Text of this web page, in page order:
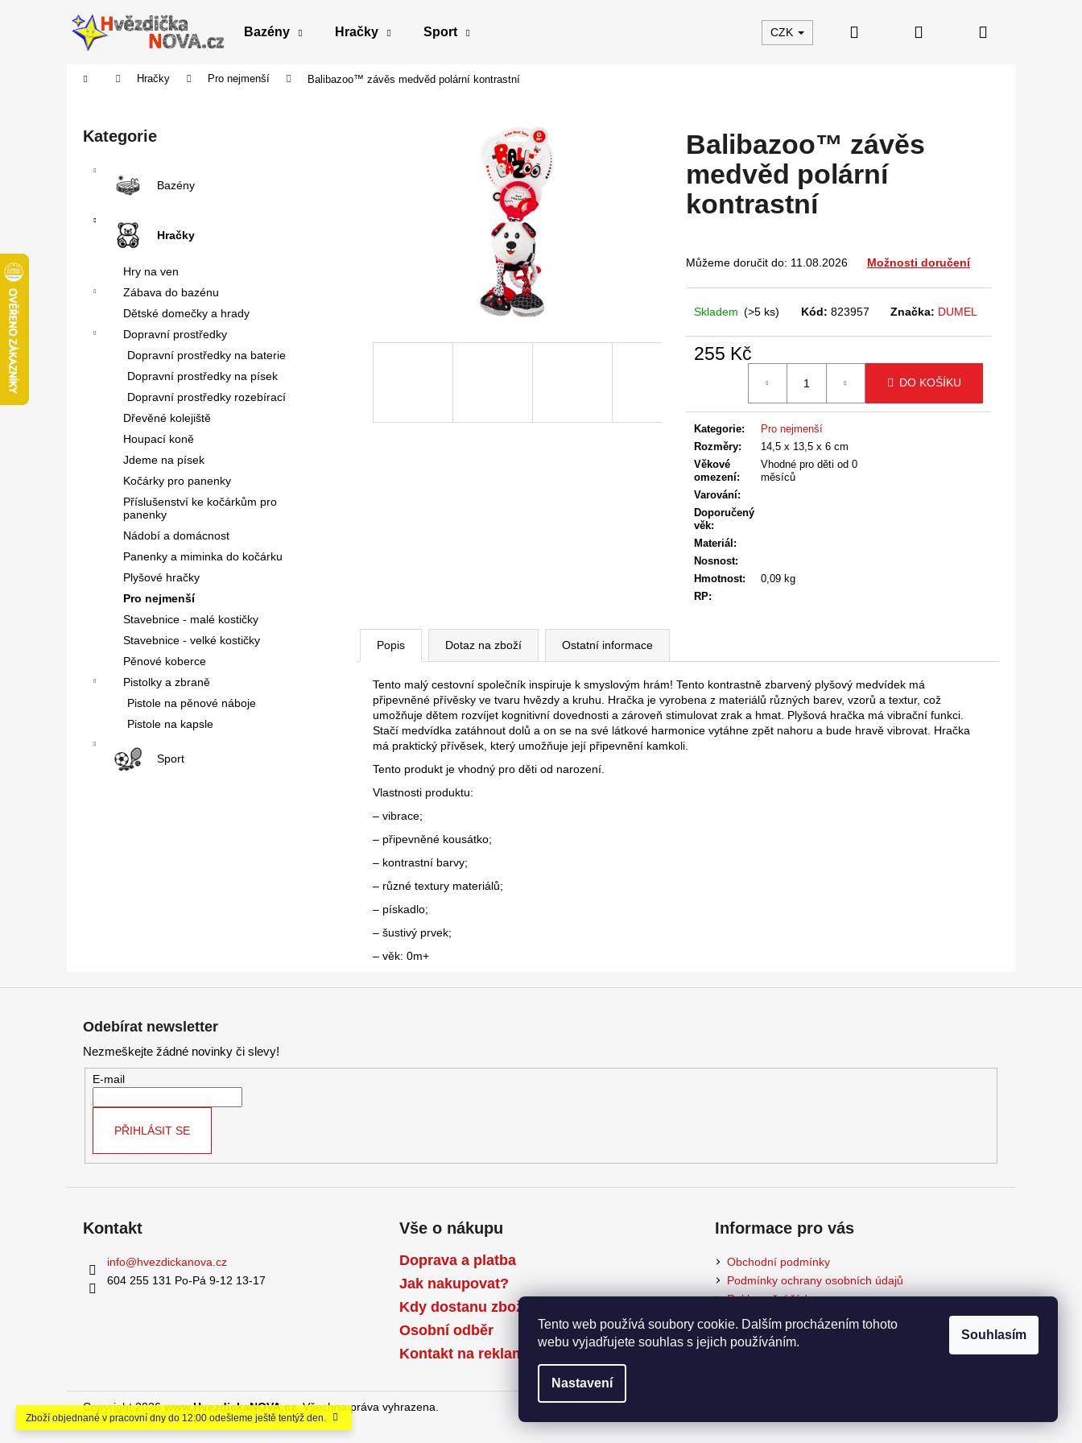
Tento web používá soubory cookie. Dalším procházením tohoto
webu vyjadřujete souhlas s jejich používáním.
Nastavení
Souhlasím
Zboží objednané v pracovní dny do 12:00 odešleme ještě tentýž den.
Bazény Hračky Sport CZK Hledat PřihlášeníNákupní
Domů Hračky Pro nejmenší Balibazoo™ závěs medvěd polární kontrastní
Přeskočit
kategorie
Kategorie
Bazény
Hračky
Hry na ven
Zábava do bazénu
Dětské domečky a hrady
Dopravní prostředky
Dopravní prostředky na baterie
Dopravní prostředky na písek
Dopravní prostředky rozebírací
Dřevěné kolejiště
Houpací koně
Jdeme na písek
Kočárky pro panenky
Příslušenství ke kočárkům pro
panenky
Nádobí a domácnost
Panenky a miminka do kočárku
Plyšové hračky
Pro nejmenší
Stavebnice - malé kostičky
Stavebnice - velké kostičky
Pěnové koberce
Pistolky a zbraně
Pistole na pěnové náboje
Pistole na kapsle
Sport
Balibazoo™ závěs
medvěd polární
kontrastní
Můžeme doručit do: 11.08.2026 Možnosti doručení
Skladem (>5 ks) Kód: 823957 Značka: DUMEL
255 Kč
DO KOŠÍKU
Kategorie:
Pro nejmenší
Rozměry:
14,5 x 13,5 x 6 cm
Věkové
omezení:
Vhodné pro děti od 0
měsíců
Varování:
Doporučený
věk:
Materiál:
Nosnost:
Hmotnost:
0,09 kg
RP:
Popis Dotaz na zboží Ostatní informace
Tento malý cestovní společník inspiruje k smyslovým hrám! Tento kontrastně zbarvený plyšový medvídek má
připevněné přívěsky ve tvaru hvězdy a kruhu. Hračka je vyrobena z materiálů různých barev, vzorů a textur, což
umožňuje dětem rozvíjet kognitivní dovednosti a zároveň stimulovat zrak a hmat. Plyšová hračka má vibrační funkci.
Stačí medvídka zatáhnout dolů a on se na své látkové harmonice vytáhne zpět nahoru a bude hravě vibrovat. Hračka
má praktický přívěsek, který umožňuje její připevnění kamkoli.
Tento produkt je vhodný pro děti od narození.
Vlastnosti produktu:
– vibrace;
– připevněné kousátko;
– kontrastní barvy;
– různé textury materiálů;
– pískadlo;
– šustivý prvek;
– věk: 0m+
Zpět
Zpět
Co potřebujete najít?
Doporučujeme
Odebírat newsletter
Nezmeškejte žádné novinky či slevy!
E-mail
PŘIHLÁSIT SE
Kontakt
info@hvezdickanova.cz
604 255 131 Po-Pá 9-12 13-17
Vše o nákupu
Doprava a platba
Jak nakupovat?
Kdy dostanu zboží?
Osobní odběr
Kontakt na reklamační oddělení
Informace pro vás
Obchodní podmínky
Podmínky ochrany osobních údajů
Reklamační řád
Odstoupení od kupní smlouvy
Napište nám
Copyright 2026www.HvezdickaNOVA.cz. Všechna práva vyhrazena.